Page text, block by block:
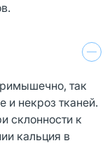
так
и некроз тканей.
склонности к
кальция в